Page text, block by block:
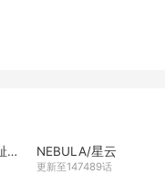
极致调教APP-羞耻玩法篇 NEBULA/星云
更新至147489话